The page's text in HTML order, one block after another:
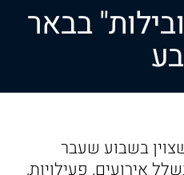
בבאר
בשבוע שעבר
נחגג בשלל אירועים, פעילויות,
צפון
חיפה
מרכז